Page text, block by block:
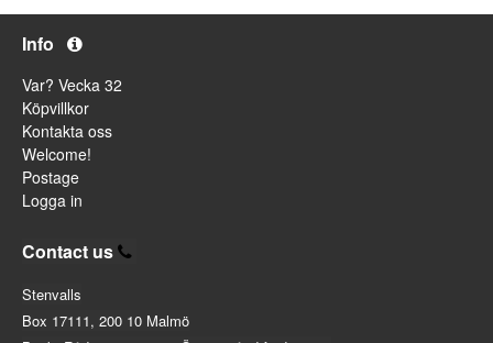
Info
Var? Vecka 32
Köpvillkor
Kontakta oss
Welcome!
Postage
Logga in
Contact us
Stenvalls
Box 17111, 200 10 Malmö